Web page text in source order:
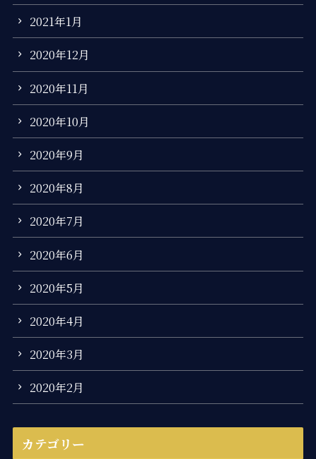
2021年1月
2020年12月
2020年11月
2020年10月
2020年9月
2020年8月
2020年7月
2020年6月
2020年5月
2020年4月
2020年3月
2020年2月
カテゴリー